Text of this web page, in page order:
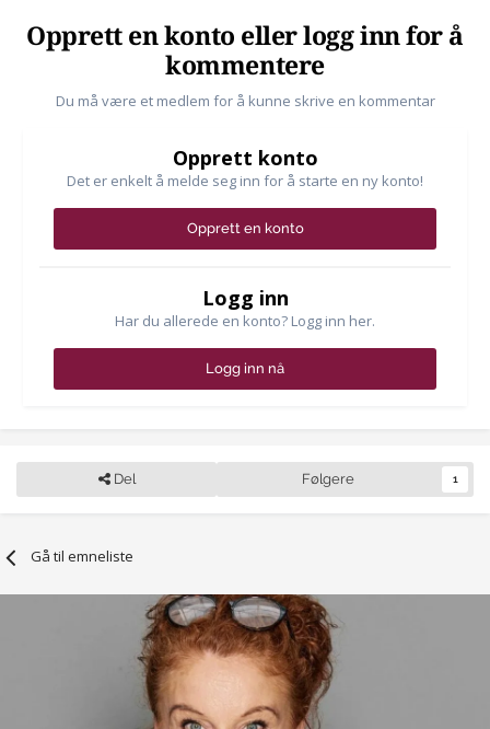
Opprett en konto eller logg inn for å
kommentere
Du må være et medlem for å kunne skrive en kommentar
Opprett konto
Det er enkelt å melde seg inn for å starte en ny konto!
Opprett en konto
Logg inn
Har du allerede en konto? Logg inn her.
Logg inn nå
Del Følgere 1
Gå til emneliste